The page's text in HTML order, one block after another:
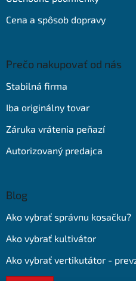
Cena a spôsob dopravy
Prečo nakupovať od nás
Stabilná firma
Iba originálny tovar
Záruka vrátenia peňazí
Autorizovaný predajca
Blog
Ako vybrať správnu kosačku?
Ako vybrať kultivátor
Ako vybrať vertikutátor -